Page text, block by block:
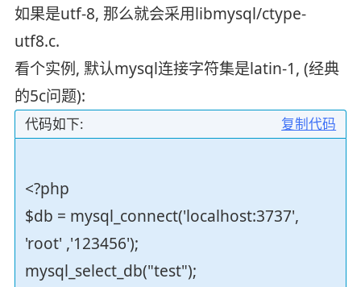
如果是utf-8, 那么就会采用libmysql/ctype-
utf8.c.
看个实例, 默认mysql连接字符集是latin-1, (经典
的5c问题):
复制代码
代码如下:
<?php
$db = mysql_connect('localhost:3737',
'root' ,'123456');
mysql_select_db("test");